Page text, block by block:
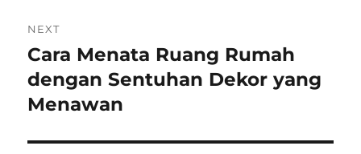
NEXT
Next
post:
Cara Menata Ruang Rumah
dengan Sentuhan Dekor yang
Menawan